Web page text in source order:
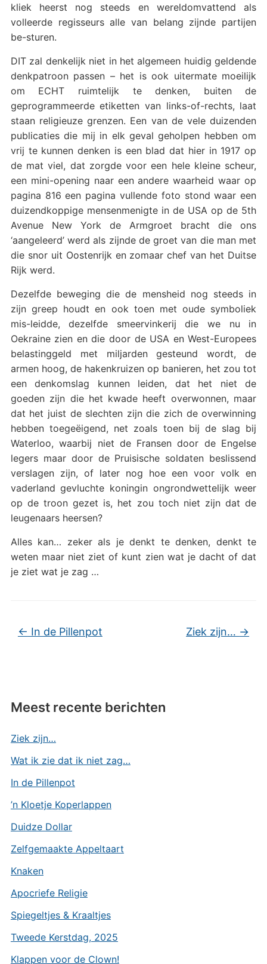
kliek heerst nog steeds en wereldomvattend als
volleerde regisseurs alle van belang zijnde partijen
be-sturen.
DIT zal denkelijk niet in het algemeen huidig geldende
denkpatroon passen – het is ook uitermate moeilijk
om ECHT ruimtelijk te denken, buiten de
geprogrammeerde etiketten van links-of-rechts, laat
staan religieuze grenzen. Een van de vele duizenden
publicaties die mij in elk geval geholpen hebben om
vrij te kunnen denken is een blad dat hier in 1917 op
de mat viel, dat zorgde voor een hele kleine scheur,
een mini-opening naar een andere waarheid waar op
pagina 816 een pagina vullende foto stond waar een
duizendkoppige mensenmenigte in de USA op de 5th
Avenue New York de Armgroet bracht die ons
‘aangeleerd’ werd als zijnde de groet van die man met
die snor uit Oostenrijk en zomaar chef van het Duitse
Rijk werd.
Dezelfde beweging die de mensheid nog steeds in
zijn greep houdt en ook toen met oude symboliek
mis-leidde, dezelfde smeervinkerij die we nu in
Oekraine zien en die door de USA en West-Europees
belastinggeld met miljarden gesteund wordt, de
armen hoog, de hakenkruizen op banieren, het zou tot
een denkomslag kunnen leiden, dat het niet de
goeden zijn die het kwade heeft overwonnen, maar
dat het juist de slechten zijn die zich de overwinning
hebben toegeëigend, net zoals toen bij de slag bij
Waterloo, waarbij niet de Fransen door de Engelse
legers maar door de Pruisische soldaten beslissend
verslagen zijn, of later nog hoe een voor volk en
vaderland gevluchte koningin ongrondwettelijk weer
op de troon gezet is, het zou toch niet zijn dat de
leugenaars heersen?
Alles kan… zeker als je denkt te denken, denkt te
weten maar niet ziet of kunt zien wat je dacht of dat
je ziet wat je zag …
← In de Pillenpot Ziek zijn… →
Meest recente berichten
Ziek zijn…
Wat ik zie dat ik niet zag…
In de Pillenpot
’n Kloetje Koperlappen
Duidze Dollar
Zelfgemaakte Appeltaart
Knaken
Apocriefe Religie
Spiegeltjes & Kraaltjes
Tweede Kerstdag, 2025
Klappen voor de Clown!